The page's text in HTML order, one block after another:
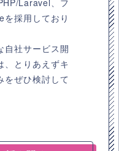
Laravel、フ
採用しており
自社サービス開
、とりあえずキ
をぜひ検討して